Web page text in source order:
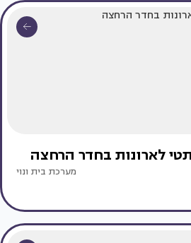
לארונות בחדר הרחצה
מערכת בית ונוי